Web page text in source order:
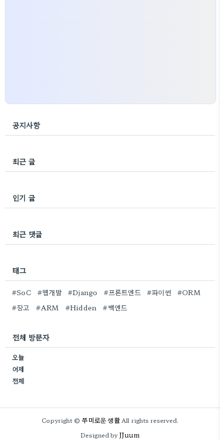
공지사항
최근 글
인기 글
최근 댓글
태그
#SoC #웹개발 #Django #프론트엔드 #파이썬
#ORM
#장고
#ARM #Hidden #백엔드
전체 방문자
오늘
어제
전체
Copyright ©쭈미로운 생활All rights reserved.
Designed byJJuum